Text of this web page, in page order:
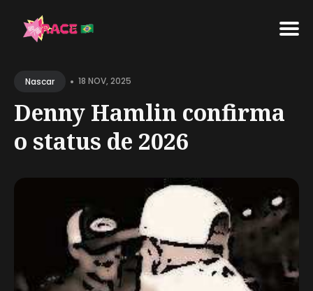
forNascar • 18 NOV, 2025
Denny Hamlin confirma
o status de 2026